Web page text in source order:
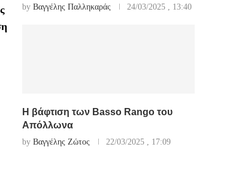
by Βαγγέλης Παλληκαράς 24/03/2025 , 13:40
Η βάφτιση των Basso Rango του
Απόλλωνα
by Βαγγέλης Ζώτος 22/03/2025 , 17:09